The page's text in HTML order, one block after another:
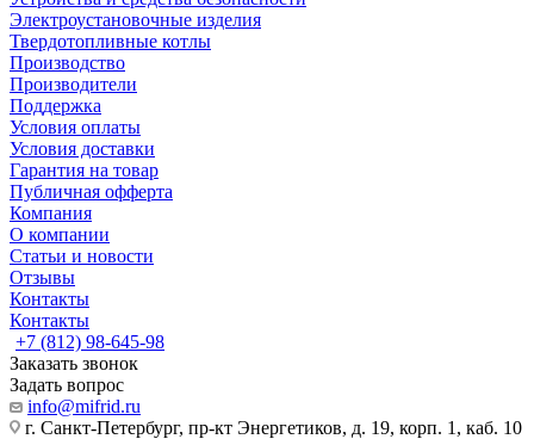
Электроустановочные изделия
Твердотопливные котлы
Производство
Производители
Поддержка
Условия оплаты
Условия доставки
Гарантия на товар
Публичная офферта
Компания
О компании
Статьи и новости
Отзывы
Контакты
Контакты
+7 (812) 98-645-98
Заказать звонок
Задать вопрос
info@mifrid.ru
г. Санкт-Петербург, пр-кт Энергетиков, д. 19, корп. 1, каб. 10